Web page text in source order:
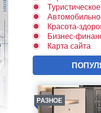
Туристическое
Красота-
Бизнес-
Карта сайта
РАЗНОЕ